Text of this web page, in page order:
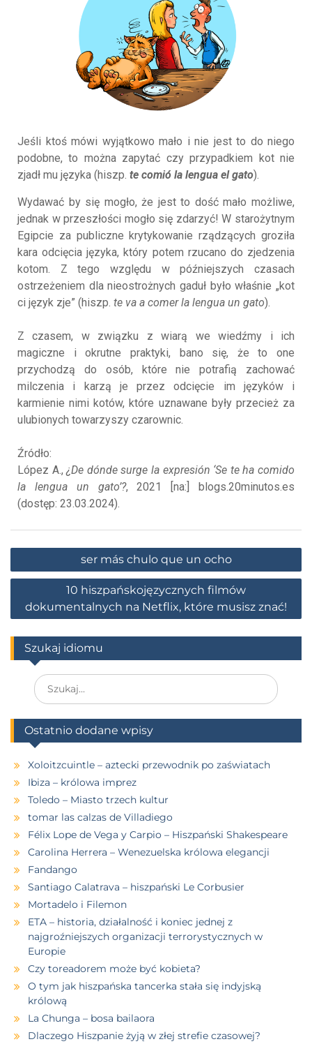
Jeśli ktoś mówi wyjątkowo mało i nie jest to do niego
podobne, to można zapytać czy przypadkiem kot nie
zjadł mu języka (hiszp. te comió la lengua el gato).
Wydawać by się mogło, że jest to dość mało możliwe,
jednak w przeszłości mogło się zdarzyć! W starożytnym
Egipcie za publiczne krytykowanie rządzących groziła
kara odcięcia języka, który potem rzucano do zjedzenia
kotom. Z tego względu w późniejszych czasach
ostrzeżeniem dla nieostrożnych gaduł było właśnie „kot
ci język zje” (hiszp. te va a comer la lengua un gato).
Z czasem, w związku z wiarą we wiedźmy i ich
magiczne i okrutne praktyki, bano się, że to one
przychodzą do osób, które nie potrafią zachować
milczenia i karzą je przez odcięcie im języków i
karmienie nimi kotów, które uznawane były przecież za
ulubionych towarzyszy czarownic.
Źródło:
López A.,¿De dónde surge la expresión ‘Se te ha comido
la lengua un gato’?, 2021 [na:] blogs.20minutos.es
(dostęp: 23.03.2024).
ser más chulo que un ocho
10 hiszpańskojęzycznych filmów
dokumentalnych na Netflix, które musisz znać!
Szukaj idiomu
Ostatnio dodane wpisy
Xoloitzcuintle – aztecki przewodnik po zaświatach
Ibiza – królowa imprez
Toledo – Miasto trzech kultur
tomar las calzas de Villadiego
Félix Lope de Vega y Carpio – Hiszpański Shakespeare
Carolina Herrera – Wenezuelska królowa elegancji
Fandango
Santiago Calatrava – hiszpański Le Corbusier
Mortadelo i Filemon
ETA – historia, działalność i koniec jednej z
najgroźniejszych organizacji terrorystycznych w
Europie
Czy toreadorem może być kobieta?
O tym jak hiszpańska tancerka stała się indyjską
królową
La Chunga – bosa bailaora
Dlaczego Hiszpanie żyją w złej strefie czasowej?